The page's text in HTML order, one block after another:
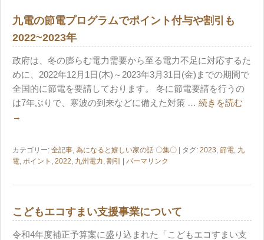
九電の節電プログラムでポイント付与や割引も
2022~2023年
政府は、冬の膨らむ電力需要から至る電力不足に対応するた
めに、2022年12月1日(木)～2023年3月31日(金)までの期間で
全国的に節電を要請しております。 冬に節電要請を行うの
は7年ぶりで、寒波の到来などに備えた対策 … 続きを読む
→
カテゴリー: 全記事, 為になると嬉しい家の話 〇集〇 | タグ: 2023, 節電, 九
電, ポイント , 2022, 九州電力, 割引 パーマリンク
こどもエコすまい支援事業について
令和4年度補正予算案に盛り込まれた「こどもエコすまい支